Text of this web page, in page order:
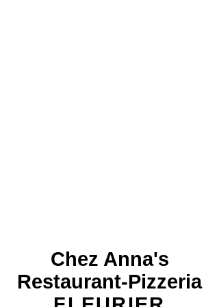
Chez Anna's
Restaurant-Pizzeria